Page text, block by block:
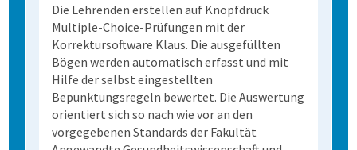
Die Lehrenden erstellen auf Knopfdruck
Multiple-Choice-Prüfungen mit der
Korrektursoftware Klaus. Die ausgefüllten
Bögen werden automatisch erfasst und mit
Hilfe der selbst eingestellten
Bepunktungsregeln bewertet. Die Auswertung
orientiert sich so nach wie vor an den
vorgegebenen Standards der Fakultät